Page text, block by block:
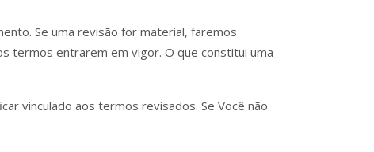
Se uma revisão for material, faremos
termos entrarem em vigor. O que constitui uma
vinculado aos termos revisados. Se Você não